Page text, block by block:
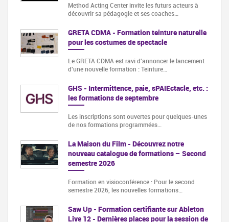
Method Acting Center invite les futurs acteurs à
découvrir sa pédagogie et ses coaches…
GRETA CDMA - Formation teinture naturelle
pour les costumes de spectacle
Le GRETA CDMA est ravi d'annoncer le lancement
d'une nouvelle formation : Teinture…
GHS - Intermittence, paie, sPAIEctacle, etc. :
les formations de septembre
Les inscriptions sont ouvertes pour quelques-unes
de nos formations programmées…
La Maison du Film - Découvrez notre
nouveau catalogue de formations – Second
semestre 2026
Formation en visioconférence : Pour le second
semestre 2026, les nouvelles formations…
Saw Up - Formation certifiante sur Ableton
Live 12 - Dernières places pour la session de